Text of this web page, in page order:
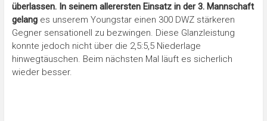
überlassen. In seinem allerersten Einsatz in der 3. Mannschaft
gelang es unserem Youngstar einen 300 DWZ stärkeren
Gegner sensationell zu bezwingen. Diese Glanzleistung
konnte jedoch nicht über die 2,5:5,5 Niederlage
hinwegtäuschen. Beim nächsten Mal läuft es sicherlich
wieder besser.